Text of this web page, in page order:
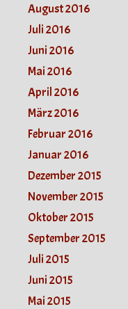
August 2016
Juli 2016
Juni 2016
Mai 2016
April 2016
März 2016
Februar 2016
Januar 2016
Dezember 2015
November 2015
Oktober 2015
September 2015
Juli 2015
Juni 2015
Mai 2015